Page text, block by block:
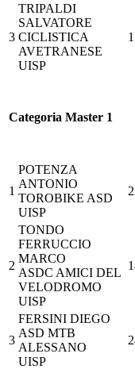
3
TRIPALDI
SALVATORE
CICLISTICA
AVETRANESE
UISP
Categoria Master 1
1
POTENZA
ANTONIO
TOROBIKE ASD
UISP
2
TONDO
FERRUCCIO
MARCO
ASDC AMICI DEL
VELODROMO
UISP
3
FERSINI DIEGO
ASD MTB
ALESSANO
UISP